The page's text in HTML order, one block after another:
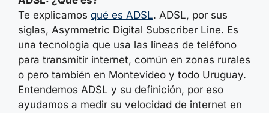
Te explicamos qué es ADSL. ADSL, por sus
siglas, Asymmetric Digital Subscriber Line. Es
una tecnología que usa las líneas de teléfono
para transmitir internet, común en zonas rurales
o pero también en Montevideo y todo Uruguay.
Entendemos ADSL y su definición, por eso
ayudamos a medir su velocidad de internet en